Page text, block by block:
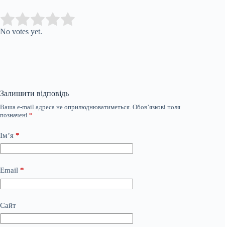
Rate this item:
No votes yet.
Залишити відповідь
Ваша e-mail адреса не оприлюднюватиметься. Обов’язкові поля
позначені *
Ім’я *
Email *
Сайт